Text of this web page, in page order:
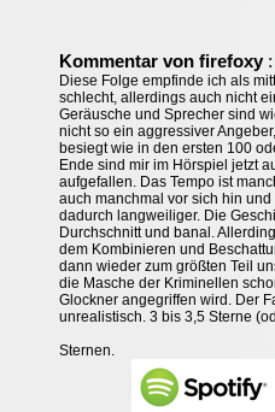
Kommentar von firefoxy :
Diese Folge empfinde ich als
schlecht, allerdings auch nicht
Geräusche und Sprecher sind
nicht so ein aggressiver
besiegt wie in den ersten 100
Ende sind mir im Hörspiel jetzt
aufgefallen. Das Tempo ist
auch manchmal vor sich hin
dadurch langweiliger. Die
Durchschnitt und banal.
dem Kombinieren und
dann wieder zum größten Teil
die Masche der Kriminellen
Glockner angegriffen wird. Der
unrealistisch. 3 bis 3,5 Sterne
Sternen.